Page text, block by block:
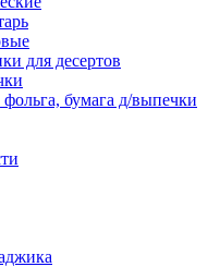
для десертов
бумага д/выпечки